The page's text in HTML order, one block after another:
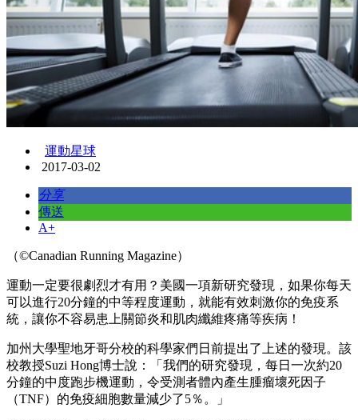
運動星球
2017-03-02
分享
傳送
A+
（©Canadian Running Magazine）
運動一定要很劇烈才有用？美國一項新研究發現，如果你每天
可以進行20分鐘的中等程度運動，就能有效刺激你的免疫系
統，讓你不容易患上關節炎和肌肉纖維疼痛等疾病！
加州大學聖地牙哥分校的科學家們日前提出了上述的發現。該
校教授Suzi Hong博士說：「我們的研究發現，每日一次約20
分鐘的中度跑步機運動，令受測者體內產生腫瘤壞死因子
（TNF）的免疫細胞數量減少了5％。」